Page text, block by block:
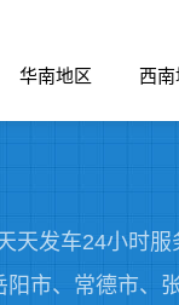
华南地区 西南
发车24小时服
市、常德市、